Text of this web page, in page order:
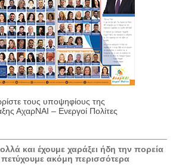
τους υποψηφίους της
ΑχαρΝΑΙ – Ενεργοί Πολίτες
και έχουμε χαράξει ήδη την πορεία
πετύχουμε ακόμη περισσότερα